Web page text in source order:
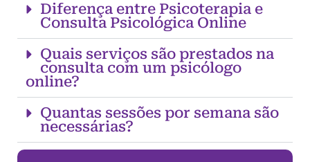
Diferença entre Psicoterapia e
Consulta Psicológica Online
Quais serviços são prestados na
consulta com um psicólogo
online?
Quantas sessões por semana são
necessárias?